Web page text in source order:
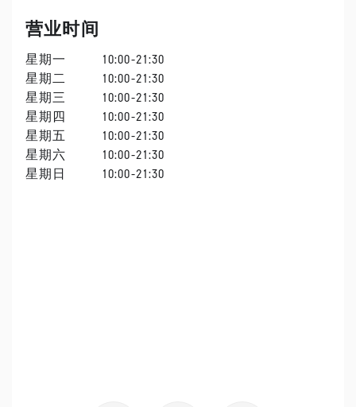
营业时间
星期一
10:00-21:30
星期二
10:00-21:30
星期三
10:00-21:30
星期四
10:00-21:30
星期五
10:00-21:30
星期六
10:00-21:30
星期日
10:00-21:30